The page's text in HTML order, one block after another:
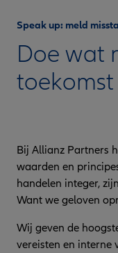
Speak up: meld
Doe wat
Bij Allianz Partners
waarden en
handelen integer,
Want we geloven
Wij geven de
vereisten en interne